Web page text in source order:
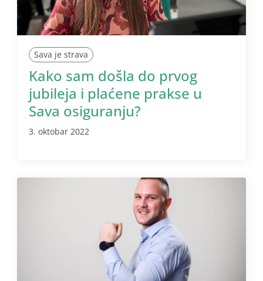
Sava je strava
Kako sam došla do prvog
jubileja i plaćene prakse u
Sava osiguranju?
3. oktobar 2022